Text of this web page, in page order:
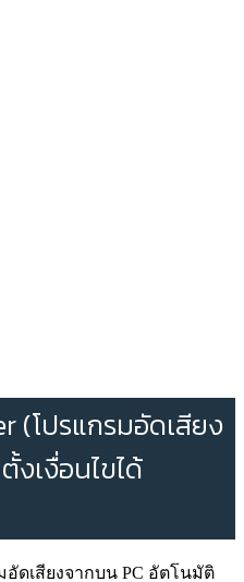
(โปรแกรมอัดเสียง
งเงื่อนไขได้